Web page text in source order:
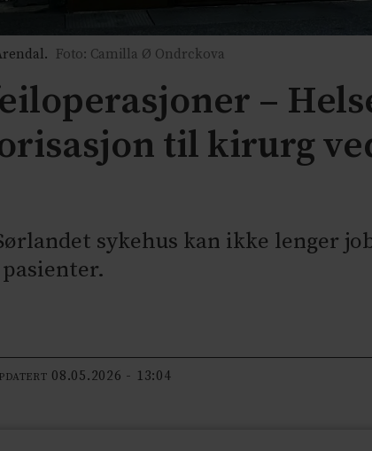
Foto: Camilla Ø Ondrckova
–
til kirurg
sykehus kan ikke lenger
08.05.2026 - 13:04